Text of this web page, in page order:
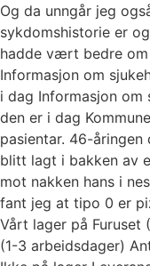
Og da unngår jeg
sykdomshistorie er
hadde vært bedre
Informasjon om
i dag Informasjon om
den er i dag
pasientar. 46-
blitt lagt i bakken av
mot nakken hans i
fant jeg at tipo 0 er
Vårt lager på Furuset
(1-3 arbeidsdager)